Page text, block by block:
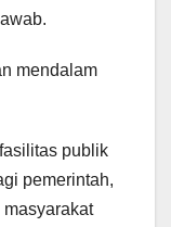
mendalam
publik
pemerintah,